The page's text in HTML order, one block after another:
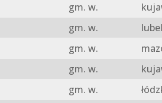
gm. w.
gm. w.
gm. w.
gm. w.
gm. w.